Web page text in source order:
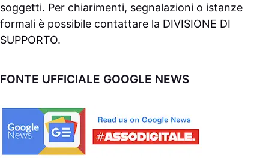
soggetti. Per chiarimenti, segnalazioni o istanze
formali è possibile contattare la DIVISIONE DI
SUPPORTO.
FONTE UFFICIALE GOOGLE NEWS